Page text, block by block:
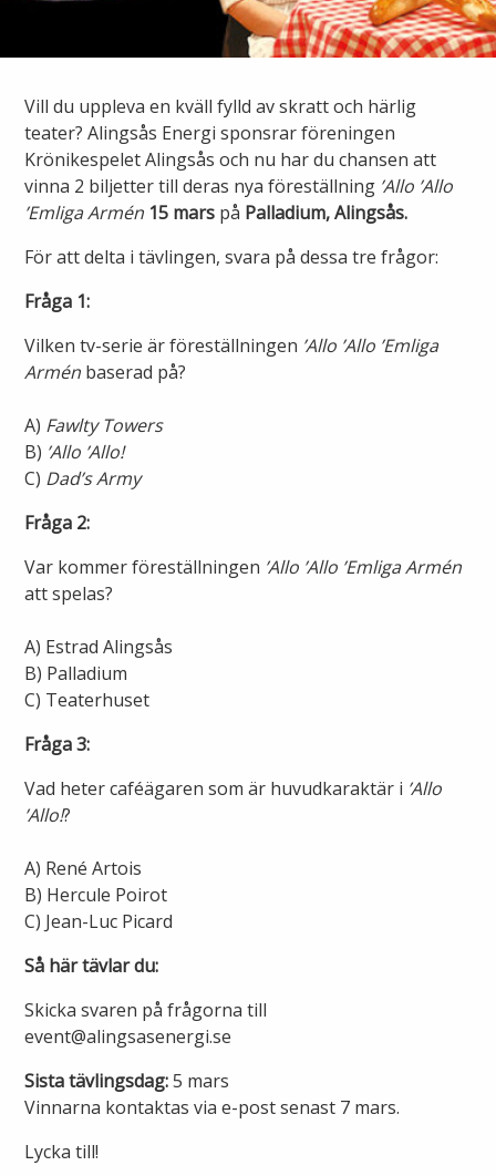
Sälj ditt överskott
Ändra anslutning
Ansluta egen elproduktion
Elmätare och HAN-port
Manuell frånkoppling
Värmepriser och avtalsvillkor
Din fjärrvärmecentral
Anslut dig till fjärrvärme
Alingsås fibernät
Anslut dig till fiber
Ladda elbil
Felanmälan
Driftstörningar
Varför blir det strömavbrott?
Bra att ha hemma vid ett strömavbrott
Flyttanmälan
Kundservice
Ska du gräva?
Faktura och betalning
Konsumenträttigheter
Energispartips
Mina Sidor
VA & Renhållning
Badtemperaturer i Alingsås
Aktuella vattennivåer
Arkiv
Om oss
Kontakta oss
Om Alingsås Energi
Leverantörer
Miljö och arbetsmiljö
Nyheter
Energiflödet
Lights in Alingsås
Pressrum
Sponsring
Vill du uppleva en kväll fylld av skratt och härlig
teater? Alingsås Energi sponsrar föreningen
Krönikespelet Alingsås och nu har du chansen att
vinna 2 biljetter till deras nya föreställning ’Allo ’Allo
’Emliga Armén 15 mars på Palladium, Alingsås.
För att delta i tävlingen, svara på dessa tre frågor:
Fråga 1:
Vilken tv-serie är föreställningen ’Allo ’Allo ’Emliga
Armén baserad på?
A) Fawlty Towers
B) ’Allo ’Allo!
C) Dad’s Army
Fråga 2:
Var kommer föreställningen ’Allo ’Allo ’Emliga Armén
att spelas?
A) Estrad Alingsås
B) Palladium
C) Teaterhuset
Fråga 3:
Vad heter caféägaren som är huvudkaraktär i ’Allo
’Allo!?
A) René Artois
B) Hercule Poirot
C) Jean-Luc Picard
Så här tävlar du:
Skicka svaren på frågorna till
event@alingsasenergi.se
Sista tävlingsdag:5 mars
Vinnarna kontaktas via e-post senast 7 mars.
Lycka till!